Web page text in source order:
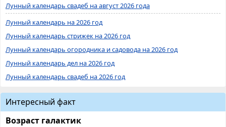
Лунный календарь свадеб на август 2026 года
Лунный календарь на 2026 год
Лунный календарь стрижек на 2026 год
Лунный календарь огородника и садовода на 2026 год
Лунный календарь дел на 2026 год
Лунный календарь свадеб на 2026 год
Интересный факт
Возраст галактик